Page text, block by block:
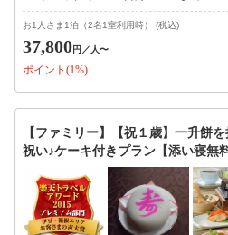
お1人さま1泊（2名1室利用時） (税込)
37,800円 ／人〜
ポイント(1%)
【ファミリー】【祝１歳】一升餅
祝い♪ケーキ付きプラン【添い寝無料